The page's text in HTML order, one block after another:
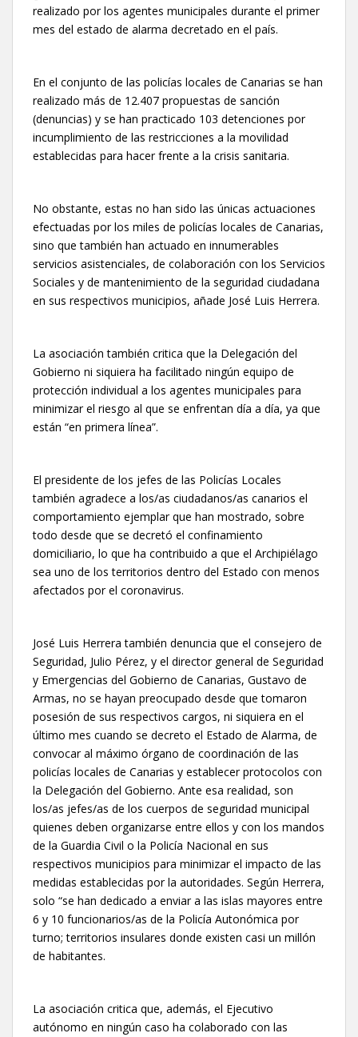
realizado por los agentes municipales durante el primer
mes del estado de alarma decretado en el país.
En el conjunto de las policías locales de Canarias se han
realizado más de 12.407 propuestas de sanción
(denuncias) y se han practicado 103 detenciones por
incumplimiento de las restricciones a la movilidad
establecidas para hacer frente a la crisis sanitaria.
No obstante, estas no han sido las únicas actuaciones
efectuadas por los miles de policías locales de Canarias,
sino que también han actuado en innumerables
servicios asistenciales, de colaboración con los Servicios
Sociales y de mantenimiento de la seguridad ciudadana
en sus respectivos municipios, añade José Luis Herrera.
La asociación también critica que la Delegación del
Gobierno ni siquiera ha facilitado ningún equipo de
protección individual a los agentes municipales para
minimizar el riesgo al que se enfrentan día a día, ya que
están “en primera línea”.
El presidente de los jefes de las Policías Locales
también agradece a los/as ciudadanos/as canarios el
comportamiento ejemplar que han mostrado, sobre
todo desde que se decretó el confinamiento
domiciliario, lo que ha contribuido a que el Archipiélago
sea uno de los territorios dentro del Estado con menos
afectados por el coronavirus.
José Luis Herrera también denuncia que el consejero de
Seguridad, Julio Pérez, y el director general de Seguridad
y Emergencias del Gobierno de Canarias, Gustavo de
Armas, no se hayan preocupado desde que tomaron
posesión de sus respectivos cargos, ni siquiera en el
último mes cuando se decreto el Estado de Alarma, de
convocar al máximo órgano de coordinación de las
policías locales de Canarias y establecer protocolos con
la Delegación del Gobierno. Ante esa realidad, son
los/as jefes/as de los cuerpos de seguridad municipal
quienes deben organizarse entre ellos y con los mandos
de la Guardia Civil o la Policía Nacional en sus
respectivos municipios para minimizar el impacto de las
medidas establecidas por la autoridades. Según Herrera,
solo “se han dedicado a enviar a las islas mayores entre
6 y 10 funcionarios/as de la Policía Autonómica por
turno; territorios insulares donde existen casi un millón
de habitantes.
La asociación critica que, además, el Ejecutivo
autónomo en ningún caso ha colaborado con las